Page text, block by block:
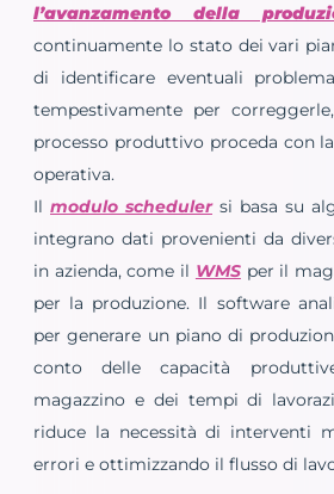
l’avanzamento della
continuamente lo stato dei vari
di identificare eventuali
tempestivamente per
processo produttivo proceda con
operativa.
Il modulo schedulersi basa su
integrano dati provenienti da
in azienda, come il WMSper il
per la produzione. Il software
per generare un piano di
conto delle capacità
magazzino e dei tempi di
riduce la necessità di interventi
errori e ottimizzando il flusso di